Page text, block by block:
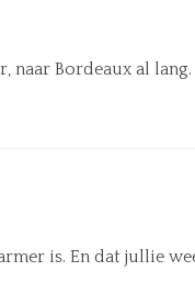
naar Bordeaux al lang.
is. En dat jullie